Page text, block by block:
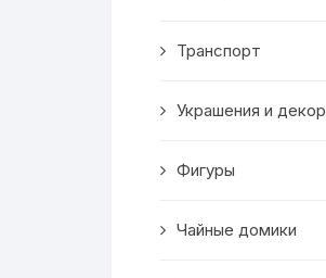
Транспорт
Украшения и декор
Фигуры
Чайные домики